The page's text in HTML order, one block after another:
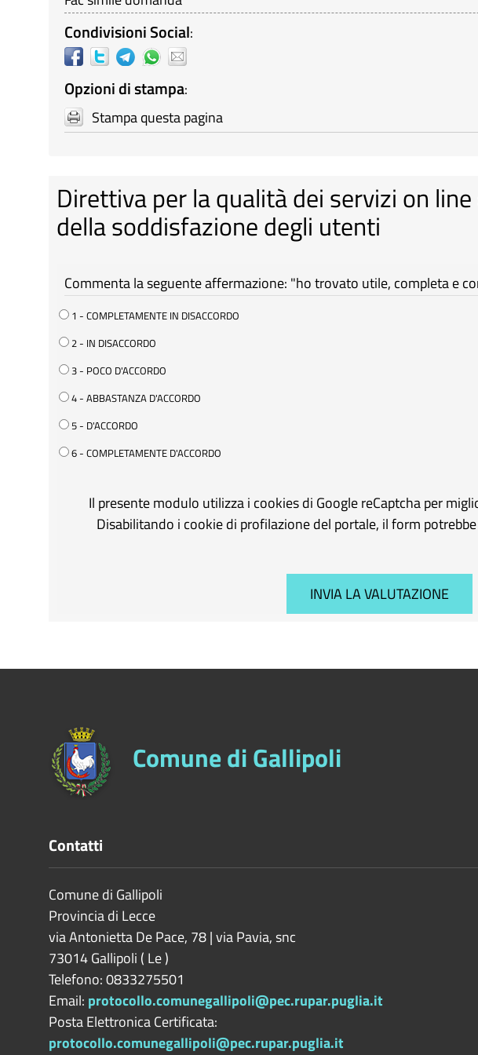
Condivisioni Social:
Opzioni di stampa:
Stampa questa pagina
Direttiva per la qualità dei servizi on
della soddisfazione degli utenti
Commenta la seguente affermazione: "ho trovato utile, completa e
1 - COMPLETAMENTE IN DISACCORDO
2 - IN DISACCORDO
3 - POCO D'ACCORDO
4 - ABBASTANZA D'ACCORDO
5 - D'ACCORDO
6 - COMPLETAMENTE D'ACCORDO
Il presente modulo utilizza i cookies di Google reCaptcha per
Disabilitando i cookie di profilazione del portale, il form
Comune di Gallipoli
Contatti
Comune di Gallipoli
Provincia di Lecce
via Antonietta De Pace, 78 | via Pavia, snc
73014Gallipoli ( Le)
Telefono: 0833275501
Email: protocollo.comunegallipoli@pec.rupar.puglia.it
Posta Elettronica Certificata:
protocollo.comunegallipoli@pec.rupar.puglia.it